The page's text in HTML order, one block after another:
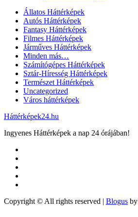
Állatos Háttérképek
Autós Háttérképek
Fantasy Háttérképek
Filmes Háttérképek
Járműves Háttérképek
Minden más…
Számítógépes Háttérképek
Sztár-Híresség Háttérképek
Természet Háttérképek
Uncategorized
Város háttérképek
Háttérképek24.hu
Ingyenes Háttérképek a nap 24 órájában!
Copyright © All rights reserved | Blogus by